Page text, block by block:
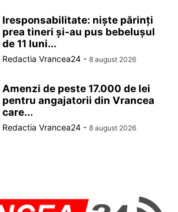
Iresponsabilitate: niște părinți
prea tineri și-au pus bebelușul
de 11 luni...
Redactia Vrancea24 - 8 august 2026
Amenzi de peste 17.000 de lei
pentru angajatorii din Vrancea
care...
Redactia Vrancea24 - 8 august 2026